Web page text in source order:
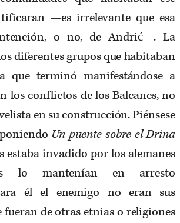
—es irrelevante que esa
o no, de Andrić—. La
diferentes grupos que habitaban
que terminó manifestándose a
los conflictos de los Balcanes, no
en su construcción. Piénsese
Un puente sobre el Drina
estaba invadido por los alemanes
lo mantenían en arresto
él el enemigo no eran sus
fueran de otras etnias o religiones